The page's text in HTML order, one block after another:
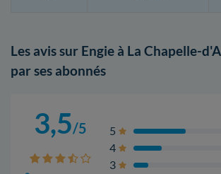
Les avis sur Engie à La Chapelle-
par ses abonnés
3,5/5 5
4
3